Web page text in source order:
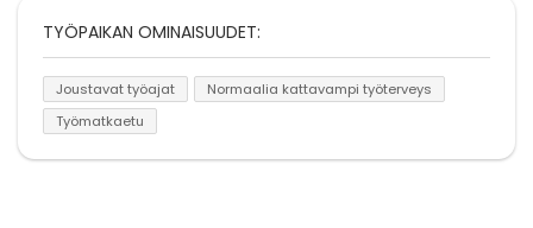
TYÖPAIKAN OMINAISUUDET:
Joustavat työajat
Normaalia kattavampi työterveys
Työmatkaetu